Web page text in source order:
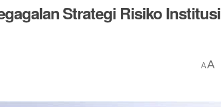
Strategi Risiko Institusi
AA